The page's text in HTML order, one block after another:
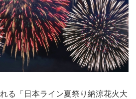
る「日本ライン夏祭り納涼花火大